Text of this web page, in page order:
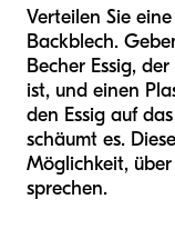
Verteilen Sie
Backblech.
Becher Essig,
ist, und einen
den Essig auf
schäumt es.
Möglichkeit,
sprechen.